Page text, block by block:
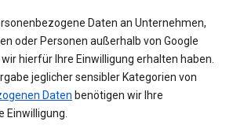
Daten an Unternehmen,
oder Personen außerhalb von Google
hierfür Ihre Einwilligung erhalten haben.
jeglicher sensibler Kategorien von
Daten benötigen wir Ihre
Einwilligung.